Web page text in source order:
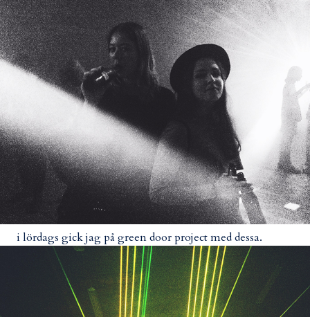
i lördags gick jag på green door project med dessa.